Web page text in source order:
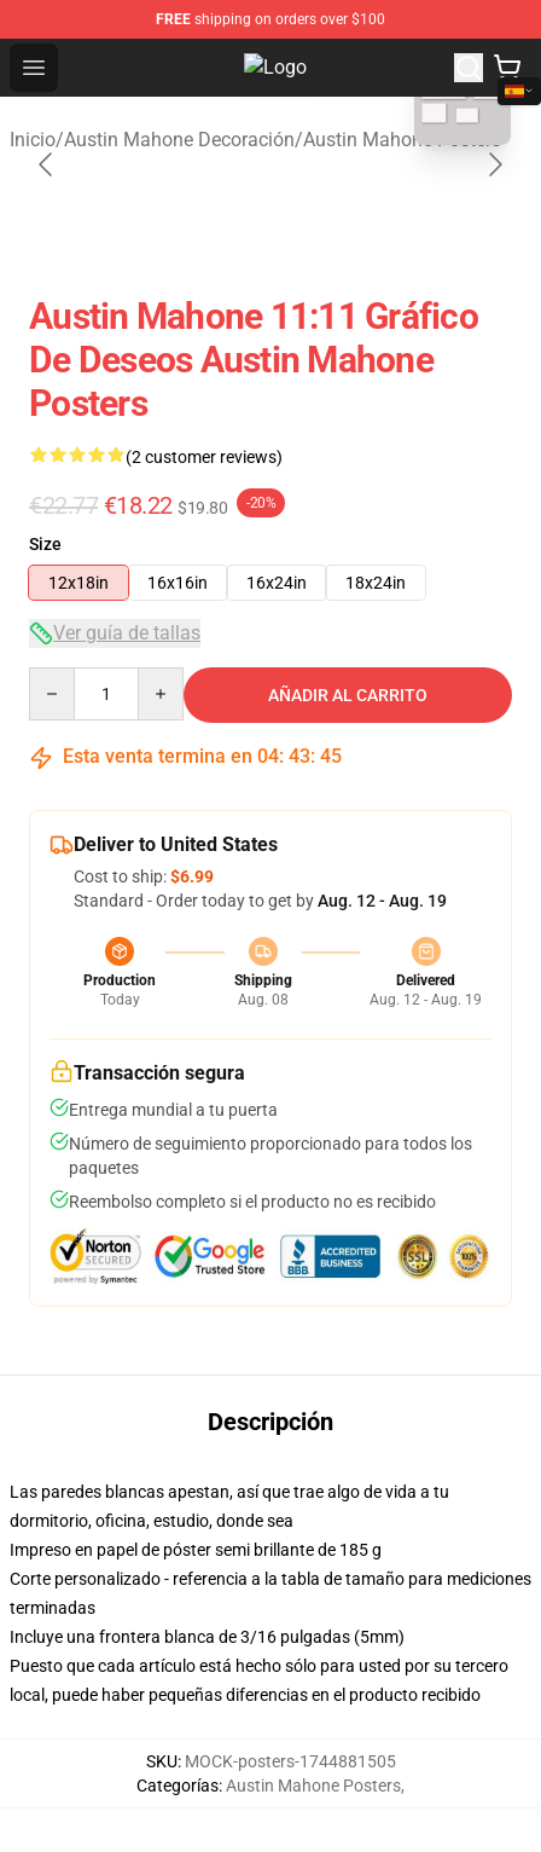
FREE shipping on orders over $100
Open menu Austin Mahone Shop - Official
Inicio/Austin Mahone Decoración/Austin Mahone Posters
blank template
Austin Mahone 11:11 Gráfico
De Deseos Austin Mahone
Posters
(2 customer reviews)
€22.77 €18.22 $19.80 -20%
Size
12x18in
16x16in 16x24in 18x24in
Ver guía de tallas
AÑADIR AL CARRITO
Esta venta termina en 04: 43: 45
Deliver to United States
Cost to ship:$6.99
Standard - Order today to get byAug. 12 - Aug. 19
Production
Today
Shipping
Aug. 08
Delivered
Aug. 12 - Aug. 19
Transacción segura
Entrega mundial a tu puerta
Número de seguimiento proporcionado para todos los
paquetes
Reembolso completo si el producto no es recibido
Descripción
Las paredes blancas apestan, así que trae algo de vida a tu
dormitorio, oficina, estudio, donde sea
Impreso en papel de póster semi brillante de 185 g
Corte personalizado - referencia a la tabla de tamaño para mediciones
terminadas
Incluye una frontera blanca de 3/16 pulgadas (5mm)
Puesto que cada artículo está hecho sólo para usted por su tercero
local, puede haber pequeñas diferencias en el producto recibido
SKU: MOCK-posters-1744881505
Categorías:Austin Mahone Posters,